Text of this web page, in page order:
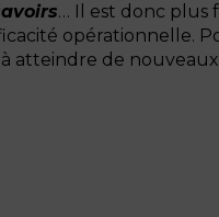
… Il est donc plus
opérationnelle.
atteindre de nouveaux